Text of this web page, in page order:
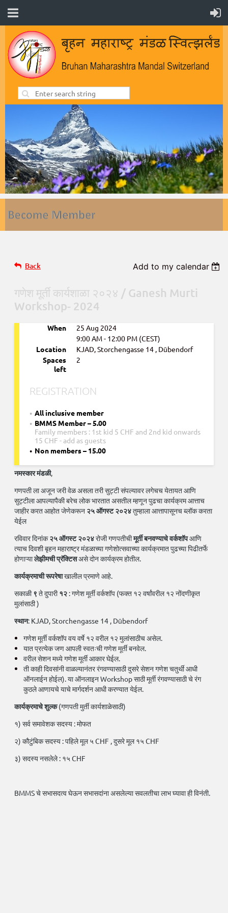
Back Add to my calendar
गणेश मूर्ती कार्यशाळा २०२४ / Ganesh Murti
Workshop- 2024
When
25 Aug 2024
9:00 AM - 12:00 PM (CEST)
Location
KJAD, Storchengasse 14 , Dūbendorf
Spaces
left
2
REGISTRATION
All inclusive member
BMMS Member – 5.00
Family members : 1st kid 5 CHF and 2nd kid onwards
15 CHF - add as guests
Non members – 15.00
नमस्कार मंडळी,
गणपती ला अजून जरी वेळ असला तरी सुट्टी संपल्यावर लगेचच येतायत आणि
सुट्टीला आपल्यापैकी बरेच लोक भारतात असतील म्हणून पुढचा कार्यक्रम आत्ताच
जाहीर करत आहोत जेणेकरून २५ ऑगस्ट २०२४तुम्हाला आत्तापासूनच ब्लॉक करता
येईल
रविवार दिनांक२५ ऑगस्ट २०२४रोजी गणपतीचीमूर्ती बनवण्याचे वर्कशॉपआणि
त्याच दिवशी बृहन महाराष्ट्र मंडळाच्या गणेशोत्सवाच्या कार्यक्रमात पुढच्या पिढीतर्फे
होणाऱ्यालेझीमची प्रॅक्टिसअसे दोन कार्यक्रम होतील.
कार्यक्रमाची रूपरेषाखालील प्रमाणे आहे.
सकाळी९ ते दुपारी१२ : गणेश मूर्ती वर्कशॉप (फक्त १२ वर्षांवरील १२ नोंदणीकृत
मुलांसाठी )
स्थान: KJAD, Storchengasse 14 , Dūbendorf
गणेश मूर्ती वर्कशॉप वय वर्षे १२ वरील १२ मुलांसाठीच असेल.
यात प्रत्येक जण आपली स्वतःची गणेश मूर्ती बनवेल.
वरील सेशन मध्ये गणेश मूर्ती आकार घेईल.
ती काही दिवसांनी वाळल्यानंतर रंगवण्यासाठी दुसरे सेशन गणेश चतुर्थी आधी
ऑनलाईन होईल). या ऑनलाइन Workshop साठी मूर्ती रंगवण्यासाठी चे रंग
कुठले आणायचे याचे मार्गदर्शन आधी करण्यात येईल.
कार्यक्रमाचे शुल्क(गणपती मुर्ती कार्यशाळेसाठी)
१) सर्व समावेशक सदस्य : मोफत
२) कौटुंबिक सदस्य : पहिले मूल ५ CHF , दुसरे मूल १५ CHF
३) सदस्य नसलेले : १५ CHF
BMMS चे सभासदत्व घेऊन सभासदांना असलेल्या सवलतीचा लाभ घ्यावा ही विनंती.